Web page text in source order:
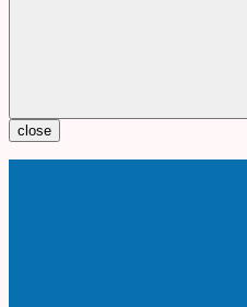
close